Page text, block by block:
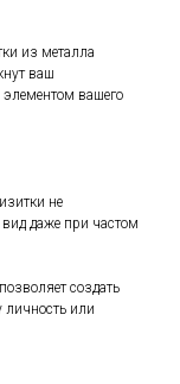
из металла
ваш
вашего
не
даже при частом
создать
личность или